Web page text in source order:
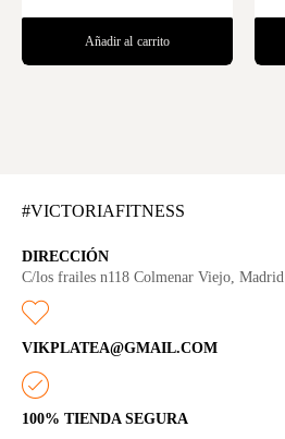
Añadir al carrito
#VICTORIAFITNESS
DIRECCIÓN
C/los frailes n118 Colmenar Viejo, Madrid
VIKPLATEA@GMAIL.COM
100% TIENDA SEGURA